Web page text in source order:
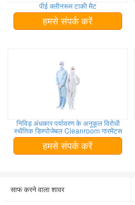
पीई क्लीनरूम टाकी मैट
हमसे संपर्क करें
निविड़ अंधकार पर्यावरण के अनुकूल विरोधी
स्थैतिक डिस्पोजेबल Cleanroom गारमेंट्स
हमसे संपर्क करें
साफ करने वाला शावर